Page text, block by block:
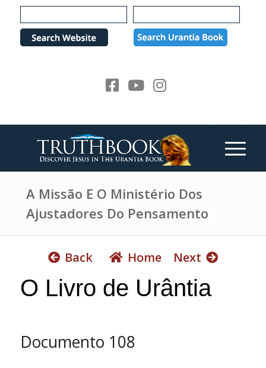
t
T
w
e
a
d
e
A Missão E O Ministério Dos
Ajustadores Do Pensamento
Back Home Next
O Livro de Urântia
Documento 108